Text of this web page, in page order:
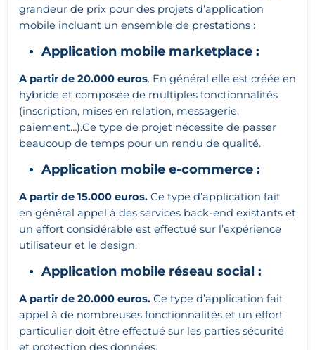
grandeur de prix pour des projets d’application
mobile incluant un ensemble de prestations :
Application mobile marketplace :
A partir de 20.000 euros. En général elle est créée en
hybride et composée de multiples fonctionnalités
(inscription, mises en relation, messagerie,
paiement…).Ce type de projet nécessite de passer
beaucoup de temps pour un rendu de qualité.
Application mobile e-commerce :
A partir de 15.000 euros. Ce type d’application fait
en général appel à des services back-end existants et
un effort considérable est effectué sur l’expérience
utilisateur et le design.
Application mobile réseau social :
A partir de 20.000 euros. Ce type d’application fait
appel à de nombreuses fonctionnalités et un effort
particulier doit être effectué sur les parties sécurité
et protection des données.